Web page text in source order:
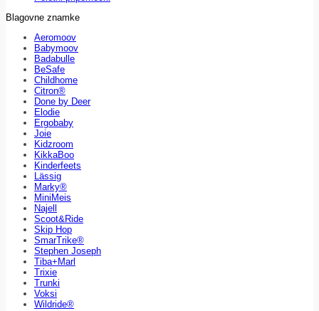
Blagovne znamke
Aeromoov
Babymoov
Badabulle
BeSafe
Childhome
Citron®
Done by Deer
Elodie
Ergobaby
Joie
Kidzroom
KikkaBoo
Kinderfeets
Lässig
Marky®
MiniMeis
Najell
Scoot&Ride
Skip Hop
SmarTrike®
Stephen Joseph
Tiba+Marl
Trixie
Trunki
Voksi
Wildride®